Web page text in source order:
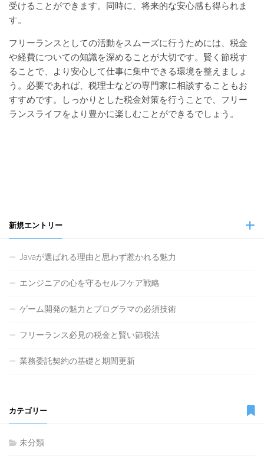
受けることができます。同時に、将来的な安心感も得られま
す。
フリーランスとしての活動をスムーズに行うためには、税金
や経費についての知識を深めることが大切です。賢く節税す
ることで、より安心して仕事に集中できる環境を整えましょ
う。必要であれば、税理士などの専門家に相談することもお
すすめです。しっかりとした税金対策を行うことで、フリー
ランスライフをより豊かに楽しむことができるでしょう。
新規エントリー
Javaが選ばれる理由と思わず惹かれる魅力
エンジニアの心を守るセルフケア戦略
ゲーム開発の魅力とプログラマの必須技術
フリーランス必見の税金と賢い節税法
業務委託契約の基礎と期間更新
カテゴリー
未分類